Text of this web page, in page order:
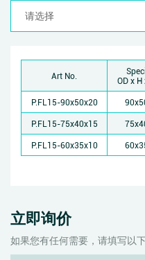
Art No.
OD x H
P.FL15-90x50x20
P.FL15-75x40x15
P.FL15-60x35x10
立即询价
如果您有任何需要，请填写以